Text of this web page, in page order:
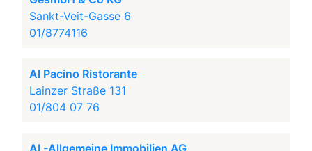
Sankt-Veit-Gasse 6
01/8774116
Al Pacino Ristorante
Lainzer Straße 131
01/804 07 76
AL-Allgemeine Immobilien AG